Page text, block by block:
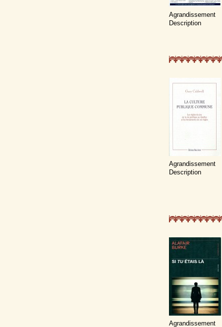
Agrandissement
Description
Agrandissement
Description
Agrandissement